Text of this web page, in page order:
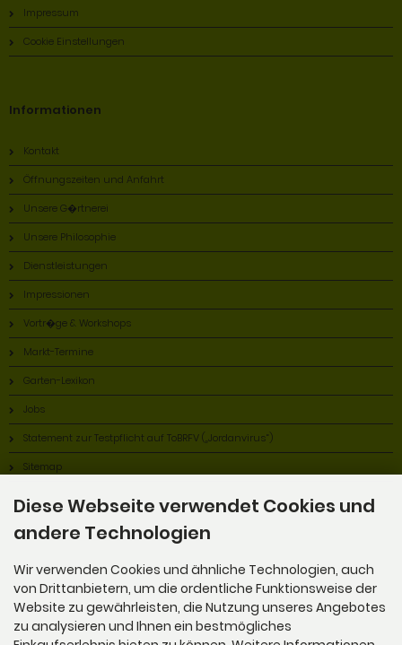
Impressum
Cookie Einstellungen
Informationen
Kontakt
Öffnungszeiten und Anfahrt
Unsere G�rtnerei
Unsere Philosophie
Dienstleistungen
Impressionen
Vortr�ge & Workshops
Markt-Termine
Garten-Lexikon
Jobs
Statement zur Testpflicht auf ToBRFV („Jordanvirus“)
Sitemap
Alles Bio!
Diese Webseite verwendet Cookies und
andere Technologien
Wir verwenden Cookies und ähnliche Technologien, auch
von Drittanbietern, um die ordentliche Funktionsweise der
Website zu gewährleisten, die Nutzung unseres Angebotes
zu analysieren und Ihnen ein bestmögliches